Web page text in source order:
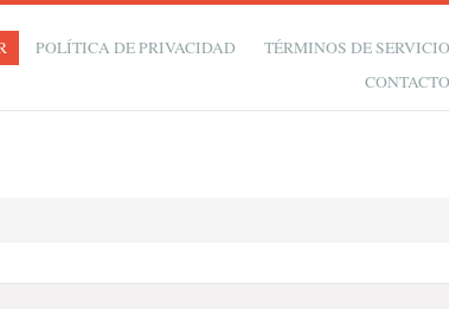
POLÍTICA DE PRIVACIDAD
TÉRMINOS DE